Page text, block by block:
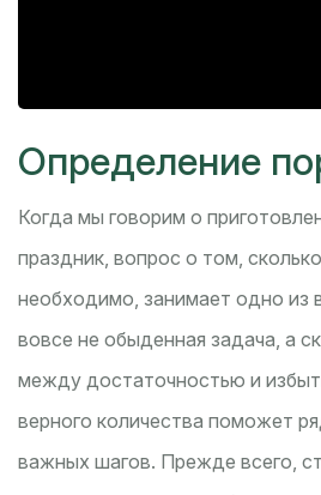
Определение
Когда мы говорим о
праздник, вопрос о том,
необходимо, занимает одно
вовсе не обыденная задача, а
между достаточностью и
верного количества поможет
важных шагов. Прежде всего,